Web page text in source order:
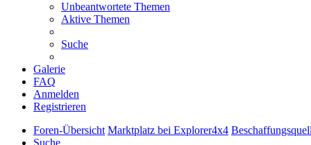
Unbeantwortete Themen
Aktive Themen
Suche
Galerie
FAQ
Anmelden
Registrieren
Foren-Übersicht Marktplatz bei Explorer4x4